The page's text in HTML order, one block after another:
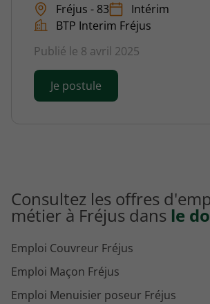
Fréjus - 83
Intérim
BTP Interim Fréjus
Publié le 8 avril 2025
Je postule
Consultez les offres
métier à Fréjus dans le
Emploi Couvreur Fréjus
Emploi Maçon Fréjus
Emploi Menuisier poseur Fréjus